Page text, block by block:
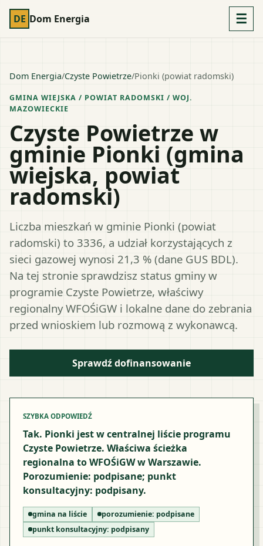
DE Dom Energia ☰
Dom Energia/Czyste Powietrze/Pionki (powiat radomski)
GMINA WIEJSKA / POWIAT RADOMSKI / WOJ.
MAZOWIECKIE
Czyste Powietrze w
gminie Pionki (gmina
wiejska, powiat
radomski)
Liczba mieszkań w gminie Pionki (powiat
radomski) to 3336, a udział korzystających z
sieci gazowej wynosi 21,3 % (dane GUS BDL).
Na tej stronie sprawdzisz status gminy w
programie Czyste Powietrze, właściwy
regionalny WFOŚiGW i lokalne dane do zebrania
przed wnioskiem lub rozmową z wykonawcą.
Sprawdź dofinansowanie
SZYBKA ODPOWIEDŹ
Tak. Pionki jest w centralnej liście programu
Czyste Powietrze. Właściwa ścieżka
regionalna to WFOŚiGW w Warszawie.
Porozumienie: podpisane; punkt
konsultacyjny: podpisany.
gmina na liście porozumienie: podpisane
punkt konsultacyjny: podpisany